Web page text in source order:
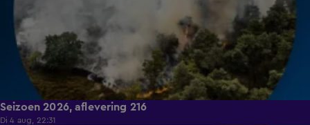
Seizoen 2026, aflevering 216
Di 4 aug, 22:31